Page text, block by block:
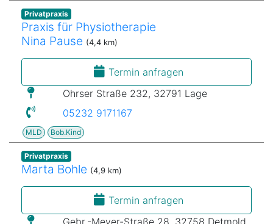
Privatpraxis
Praxis für Physiotherapie
Nina Pause (4,4 km)
Termin anfragen
Ohrser Straße 232, 32791 Lage
05232 9171167
MLD Bob.Kind
Privatpraxis
Marta Bohle (4,9 km)
Termin anfragen
Gebr.-Meyer-Straße 28, 32758 Detmold